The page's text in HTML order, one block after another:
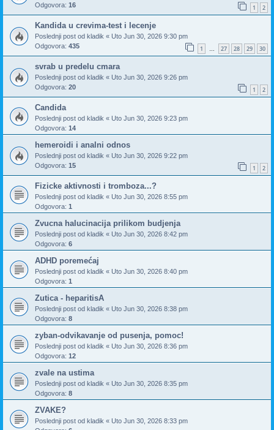
Odgovora: 16 1 2
Kandida u crevima-test i lecenje
Poslednji post od kladik « Uto Jun 30, 2026 9:30 pm
Odgovora: 435 1 27 28 29 30
svrab u predelu cmara
Poslednji post od kladik « Uto Jun 30, 2026 9:26 pm
Odgovora: 20 1 2
Candida
Poslednji post od kladik « Uto Jun 30, 2026 9:23 pm
Odgovora: 14
hemeroidi i analni odnos
Poslednji post od kladik « Uto Jun 30, 2026 9:22 pm
Odgovora: 15 1 2
Fizicke aktivnosti i tromboza...?
Poslednji post od kladik « Uto Jun 30, 2026 8:55 pm
Odgovora: 1
Zvucna halucinacija prilikom budjenja
Poslednji post od kladik « Uto Jun 30, 2026 8:42 pm
Odgovora: 6
ADHD poremećaj
Poslednji post od kladik « Uto Jun 30, 2026 8:40 pm
Odgovora: 1
Zutica - heparitisA
Poslednji post od kladik « Uto Jun 30, 2026 8:38 pm
Odgovora: 8
zyban-odvikavanje od pusenja, pomoc!
Poslednji post od kladik « Uto Jun 30, 2026 8:36 pm
Odgovora: 12
zvale na ustima
Poslednji post od kladik « Uto Jun 30, 2026 8:35 pm
Odgovora: 8
ZVAKE?
Poslednji post od kladik « Uto Jun 30, 2026 8:33 pm